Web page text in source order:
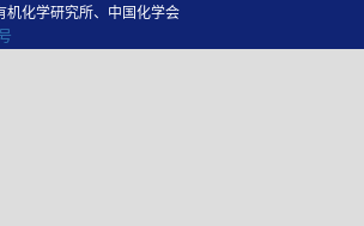
机化学研究所、中国化学会